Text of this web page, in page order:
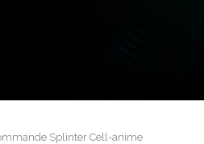
Splinter Cell-anime